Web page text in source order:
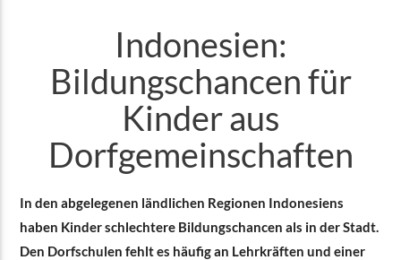
Indonesien:
Bildungschancen für
Kinder aus
Dorfgemeinschaften
In den abgelegenen ländlichen Regionen Indonesiens
haben Kinder schlechtere Bildungschancen als in der Stadt.
Den Dorfschulen fehlt es häufig an Lehrkräften und einer